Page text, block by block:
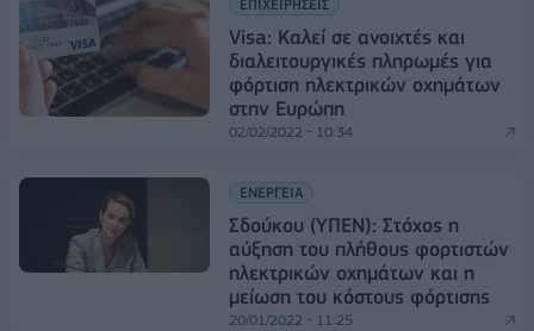
ΕΠΙΧΕΙΡΗΣΕΙΣ
Visa: Καλεί σε ανοιχτές και
διαλειτουργικές πληρωμές για
φόρτιση ηλεκτρικών οχημάτων
στην Ευρώπη
02/02/2022 - 10:34
ΕΝΕΡΓΕΙΑ
Σδούκου (ΥΠΕΝ): Στόχος η
αύξηση του πλήθους φορτιστών
ηλεκτρικών οχημάτων και η
μείωση του κόστους φόρτισης
20/01/2022 - 11:25